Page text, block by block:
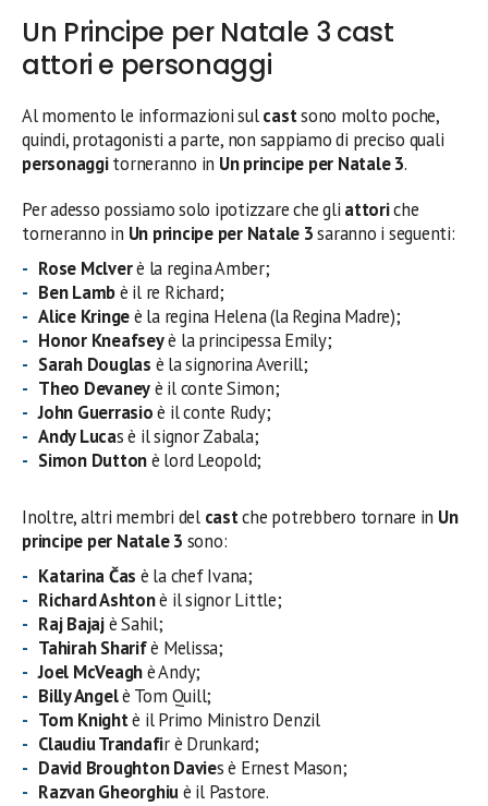
Un Principe per Natale 3 cast
attori e personaggi
Al momento le informazioni sulcastsono molto poche,
quindi, protagonisti a parte, non sappiamo di preciso quali
personaggitorneranno in Un principe per Natale 3.
Per adesso possiamo solo ipotizzare che gli attoriche
torneranno in Un principe per Natale 3saranno i seguenti:
Rose Mclverè la regina Amber;
Ben Lambè il re Richard;
Alice Kringeè la regina Helena (la Regina Madre);
Honor Kneafseyè la principessa Emily;
Sarah Douglas è la signorina Averill;
Theo Devaneyè il conte Simon;
John Guerrasioè il conte Rudy;
Andy Lucas è il signor Zabala;
Simon Duttonè lord Leopold;
Inoltre, altri membri del castche potrebbero tornare in Un
principe per Natale 3 sono:
Katarina Čas è la chef Ivana;
Richard Ashtonè il signor Little;
Raj Bajajè Sahil;
Tahirah Sharifè Melissa;
Joel McVeaghè Andy;
Billy Angelè Tom Quill;
Tom Knightè il Primo Ministro Denzil
Claudiu Trandafir è Drunkard;
David Broughton Davies è Ernest Mason;
Razvan Gheorghiuè il Pastore.